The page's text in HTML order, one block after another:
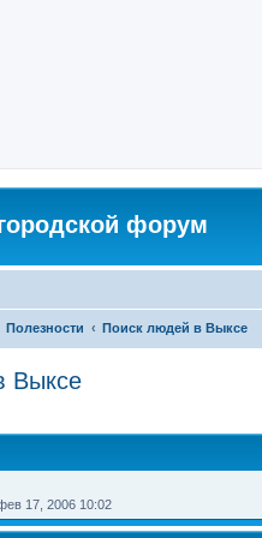
форум
Полезности Поиск людей в Выксе
Выксе
17, 2006 10:02